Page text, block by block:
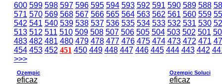
600 599 598 597 596 595 594 593 592 591 590 589 588
571 570 569 568 567 566 565 564 563 562 561 560 559
542 541 540 539 538 537 536 535 534 533 532 531 530
513 512 511 510 509 508 507 506 505 504 503 502 501
483 482 481 480 479 478 477 476 475 474 473 472 471
454 453 452 451 450 449 448 447 446 445 444 443 442
>>>
Ozempic
eficaz
Ozempic Soluci
eficaz